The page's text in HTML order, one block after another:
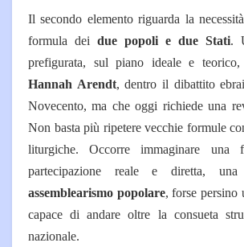
Il secondo elemento riguarda la
formula dei due popoli e due Stati.
prefigurata, sul piano ideale e
Hannah Arendt, dentro il dibattito
Novecento, ma che oggi richiede una
Non basta più ripetere vecchie formule
liturgiche. Occorre immaginare una
partecipazione reale e diretta,
assemblearismo popolare, forse persino
capace di andare oltre la consueta
nazionale.